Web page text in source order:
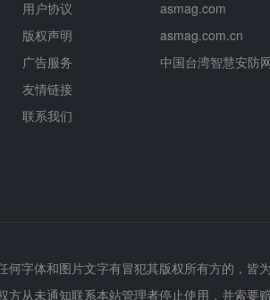
用户协议
版权声明
广告服务
友情链接
联系我们
asmag.com
asmag.com.cn
中国台湾智慧安防
字体和图片文字有冒犯其版权所有方的，
从未通知联系本站管理者停止使用，并索要